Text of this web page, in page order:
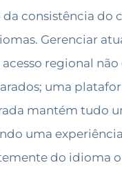
consistência do
Gerenciar
acesso regional
uma
mantém tudo
uma
do idioma